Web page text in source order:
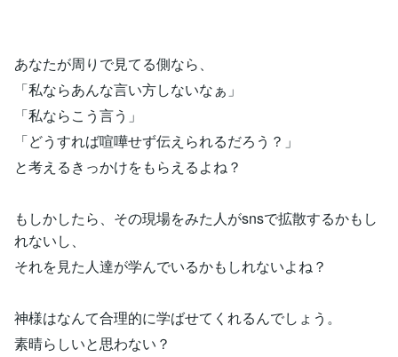
あなたが周りで見てる側なら、
「私ならあんな言い方しないなぁ」
「私ならこう言う」
「どうすれば喧嘩せず伝えられるだろう？」
と考えるきっかけをもらえるよね？
もしかしたら、その現場をみた人がsnsで拡散するかもし
れないし、
それを見た人達が学んでいるかもしれないよね？
神様はなんて合理的に学ばせてくれるんでしょう。
素晴らしいと思わない？